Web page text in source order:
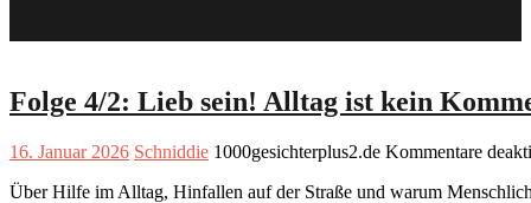
Folge 4/2: Lieb sein! Alltag ist kein
16. Januar 2026 Schniddie 1000gesichterplus2.de Kommentare
Über Hilfe im Alltag, Hinfallen auf der Straße und warum